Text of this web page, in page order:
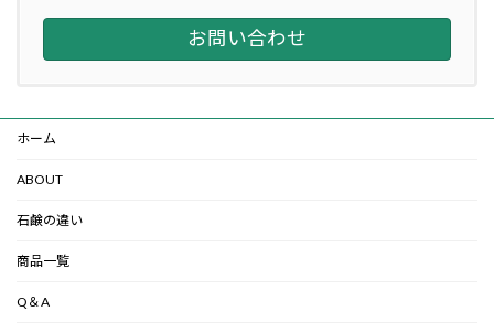
お問い合わせ
ホーム
ABOUT
石鹸の違い
商品一覧
Q＆A